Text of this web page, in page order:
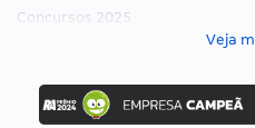
Concursos 2025
Concurso Ibama
Concurso MPU
Veja